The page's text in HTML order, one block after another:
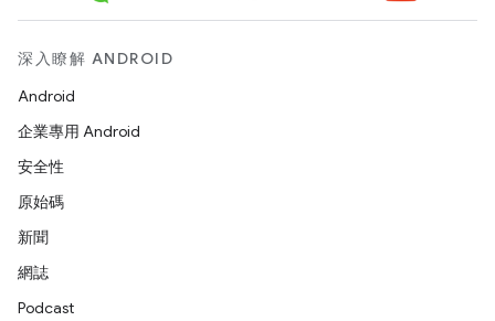
深入瞭解 ANDROID
Android
企業專用 Android
安全性
原始碼
新聞
網誌
Podcast